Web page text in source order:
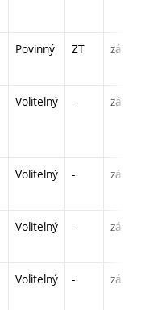
Povinný ZT zá
Volitelný - zá
Volitelný - zá
Volitelný - zá
Volitelný - zá